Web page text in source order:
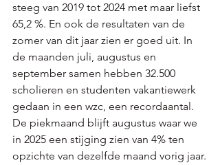
steeg van 2019 tot 2024 met maar liefst
65,2 %. En ook de resultaten van de
zomer van dit jaar zien er goed uit. In
de maanden juli, augustus en
september samen hebben 32.500
scholieren en studenten vakantiewerk
gedaan in een wzc, een recordaantal.
De piekmaand blijft augustus waar we
in 2025 een stijging zien van 4% ten
opzichte van dezelfde maand vorig jaar.